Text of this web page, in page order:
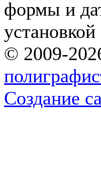
формы и
© 2009-
Создание